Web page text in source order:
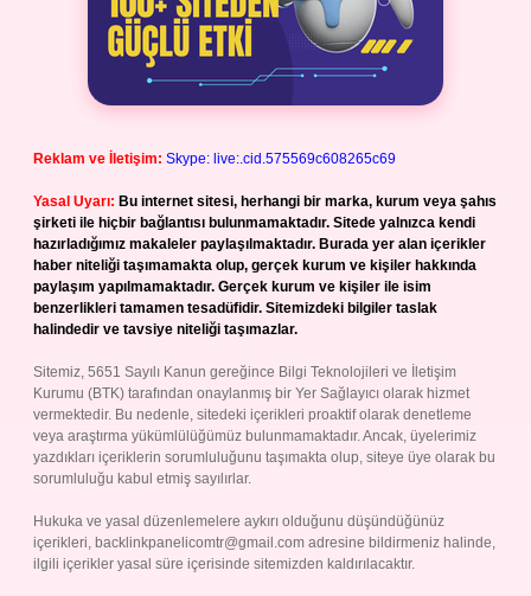
Reklam ve İletişim: Skype: live:.cid.575569c608265c69
Yasal Uyarı: Bu internet sitesi, herhangi bir marka, kurum veya şahıs
şirketi ile hiçbir bağlantısı bulunmamaktadır. Sitede yalnızca kendi
hazırladığımız makaleler paylaşılmaktadır. Burada yer alan içerikler
haber niteliği taşımamakta olup, gerçek kurum ve kişiler hakkında
paylaşım yapılmamaktadır. Gerçek kurum ve kişiler ile isim
benzerlikleri tamamen tesadüfidir. Sitemizdeki bilgiler taslak
halindedir ve tavsiye niteliği taşımazlar.
Sitemiz, 5651 Sayılı Kanun gereğince Bilgi Teknolojileri ve İletişim
Kurumu (BTK) tarafından onaylanmış bir Yer Sağlayıcı olarak hizmet
vermektedir. Bu nedenle, sitedeki içerikleri proaktif olarak denetleme
veya araştırma yükümlülüğümüz bulunmamaktadır. Ancak, üyelerimiz
yazdıkları içeriklerin sorumluluğunu taşımakta olup, siteye üye olarak bu
sorumluluğu kabul etmiş sayılırlar.
Hukuka ve yasal düzenlemelere aykırı olduğunu düşündüğünüz
içerikleri, backlinkpanelicomtr@gmail.com adresine bildirmeniz halinde,
ilgili içerikler yasal süre içerisinde sitemizden kaldırılacaktır.